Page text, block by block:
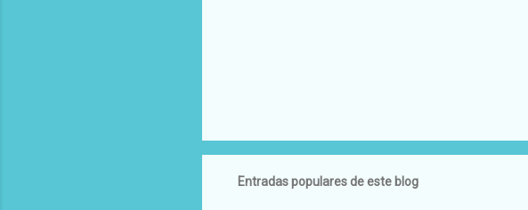
Entradas populares de este blog